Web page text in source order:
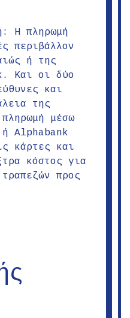
Η πληρωμή
περιβάλλον
ή της
Και οι δύο
και
της
μέσω
ή Alphabank
κάρτες και
κόστος για
προς